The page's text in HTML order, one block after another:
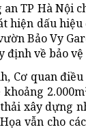
TP Hà Nội
hiện dấu
Bảo Vy
định về bảo
Cơ quan
xây dựng
vẫn cho